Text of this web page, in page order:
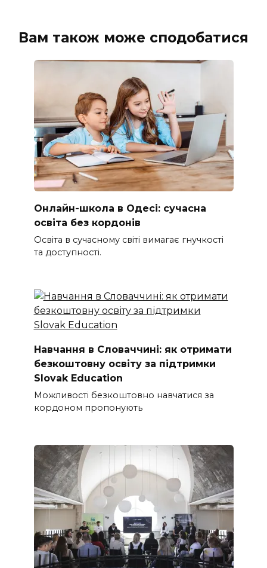
Вам також може сподобатися
Онлайн-школа в Одесі: сучасна
освіта без кордонів
Освіта в сучасному світі вимагає гнучкості
та доступності.
Навчання в Словаччині: як отримати
безкоштовну освіту за підтримки
Slovak Education
Можливості безкоштовно навчатися за
кордоном пропонують